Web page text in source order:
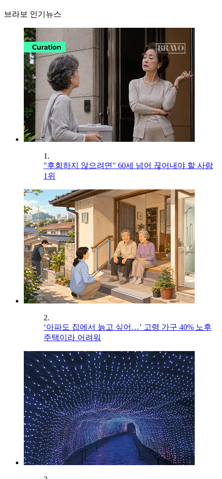
브라보 인기뉴스
1.
"후회하지 않으려면" 60세 넘어 끊어내야 할 사람
1위
2.
‘아파도 집에서 늙고 싶어…’ 고령 가구 40% 노후
주택이라 어려워